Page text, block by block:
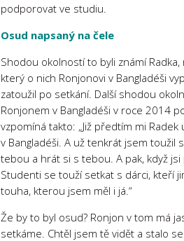
podporovat ve studiu.
Osud napsaný na čele
Shodou okolností to byli známí Radka,
který o nich Ronjonovi v Bangladéši
zatoužil po setkání. Další shodou
Ronjonem v Bangladéši v roce 2014
vzpomíná takto: „Již předtím mi Radek
v Bangladéši. A už tenkrát jsem toužil
tebou a hrát si s tebou. A pak, když
Studenti se touží setkat s dárci, kteří
touha, kterou jsem měl i já.“
Že by to byl osud? Ronjon v tom má
setkáme. Chtěl jsem tě vidět a stalo